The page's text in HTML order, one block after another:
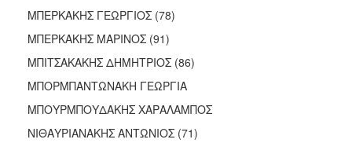
ΜΠΕΡΚΑΚΗΣ ΓΕΩΡΓΙΟΣ (78)
ΜΠΕΡΚΑΚΗΣ ΜΑΡΙΝΟΣ (91)
ΜΠΙΤΣΑΚΑΚΗΣ ΔΗΜΗΤΡΙΟΣ (86)
ΜΠΟΡΜΠΑΝΤΩΝΑΚΗ ΓΕΩΡΓΙΑ
ΜΠΟΥΡΜΠΟΥΔΑΚΗΣ ΧΑΡΑΛΑΜΠΟΣ
ΝΙΘΑΥΡΙΑΝΑΚΗΣ ΑΝΤΩΝΙΟΣ (71)